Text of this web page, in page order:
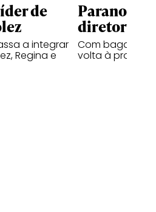
de
a integrar
Regina e
Paranoid
diretor de
Com bagagem
volta à